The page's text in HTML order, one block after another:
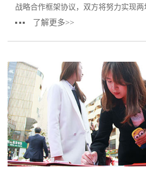
战略合作框架协议，双方将努力实现两
监管互认、执法互助，推进两地陆陆联
了解更多>>